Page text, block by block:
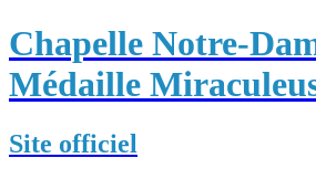
Chapelle Notre-
Médaille
Site officiel